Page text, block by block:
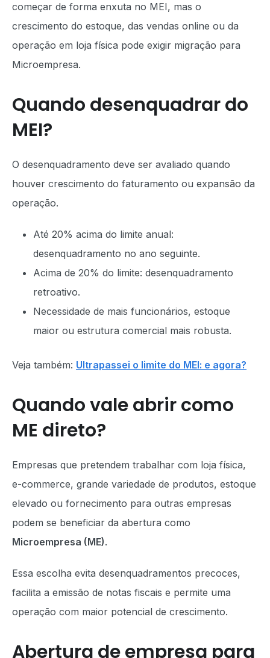
começar de forma enxuta no MEI, mas o
crescimento do estoque, das vendas online ou da
operação em loja física pode exigir migração para
Microempresa.
Quando desenquadrar do
MEI?
O desenquadramento deve ser avaliado quando
houver crescimento do faturamento ou expansão da
operação.
Até 20% acima do limite anual:
desenquadramento no ano seguinte.
Acima de 20% do limite: desenquadramento
retroativo.
Necessidade de mais funcionários, estoque
maior ou estrutura comercial mais robusta.
Veja também: Ultrapassei o limite do MEI: e agora?
Quando vale abrir como
ME direto?
Empresas que pretendem trabalhar com loja física,
e-commerce, grande variedade de produtos, estoque
elevado ou fornecimento para outras empresas
podem se beneficiar da abertura como
Microempresa (ME).
Essa escolha evita desenquadramentos precoces,
facilita a emissão de notas fiscais e permite uma
operação com maior potencial de crescimento.
Abertura de empresa para